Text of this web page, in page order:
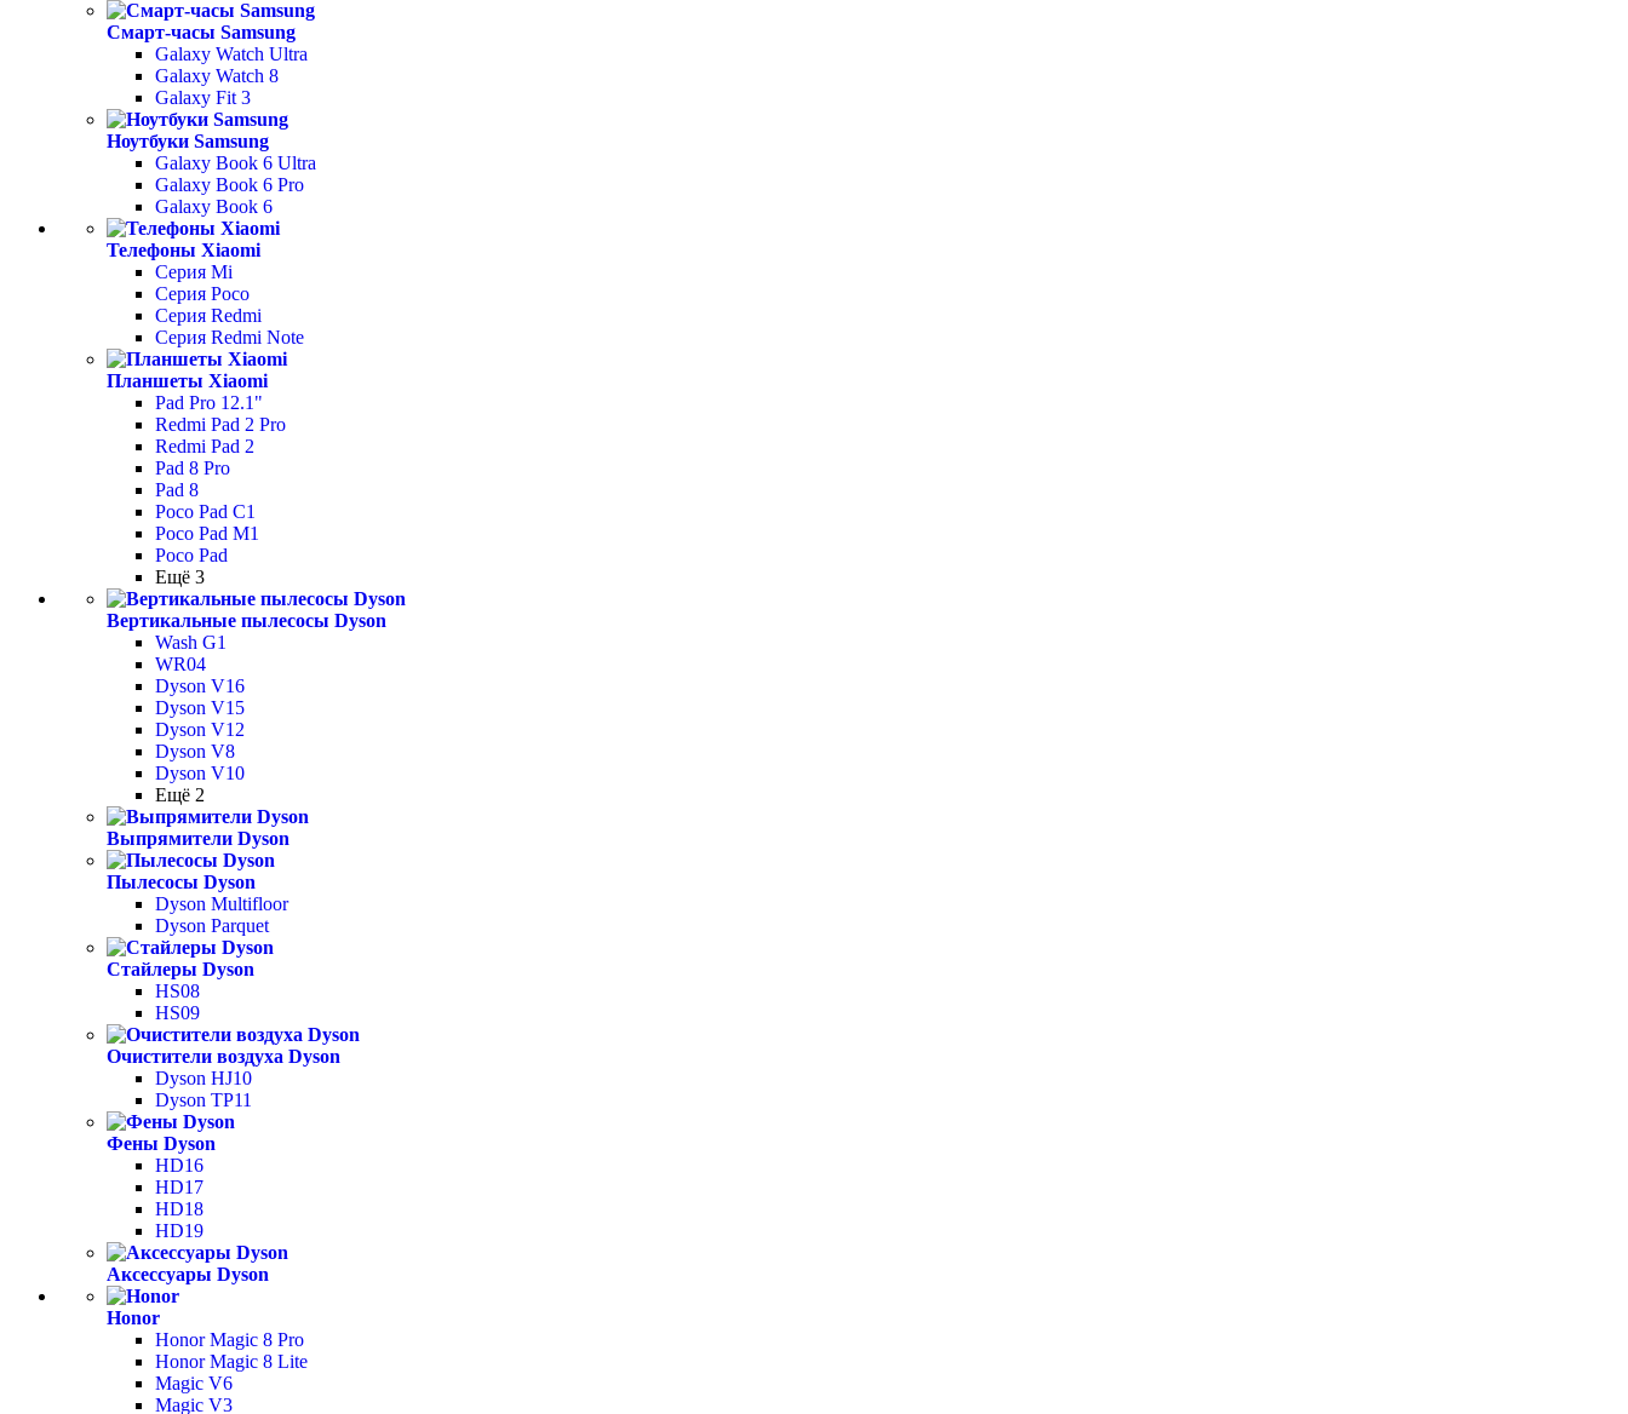
Смарт-часы Samsung
Galaxy Watch Ultra
Galaxy Watch 8
Galaxy Fit 3
Ноутбуки Samsung
Galaxy Book 6 Ultra
Galaxy Book 6 Pro
Galaxy Book 6
Телефоны Xiaomi
Серия Mi
Серия Poco
Серия Redmi
Серия Redmi Note
Планшеты Xiaomi
Pad Pro 12.1"
Redmi Pad 2 Pro
Redmi Pad 2
Pad 8 Pro
Pad 8
Poco Pad С1
Poco Pad M1
Poco Pad
Ещё 3
Вертикальные пылесосы Dyson
Wash G1
WR04
Dyson V16
Dyson V15
Dyson V12
Dyson V8
Dyson V10
Ещё 2
Выпрямители Dyson
Пылесосы Dyson
Dyson Multifloor
Dyson Parquet
Стайлеры Dyson
HS08
HS09
Очистители воздуха Dyson
Dyson HJ10
Dyson TP11
Фены Dyson
HD16
HD17
HD18
HD19
Аксессуары Dyson
Honor
Honor Magic 8 Pro
Honor Magic 8 Lite
Magic V6
Magic V3